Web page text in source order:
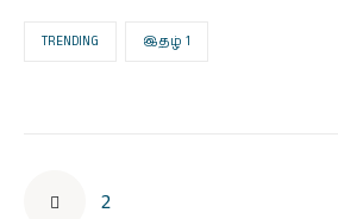
TRENDING இதழ் 1
2